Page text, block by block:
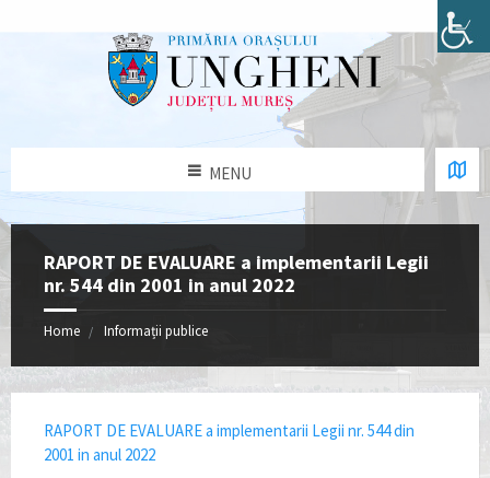
MENU
RAPORT DE EVALUARE a implementarii Legii
nr. 544 din 2001 in anul 2022
Home Informații publice
RAPORT DE EVALUARE a implementarii Legii nr. 544 din
2001 in anul 2022